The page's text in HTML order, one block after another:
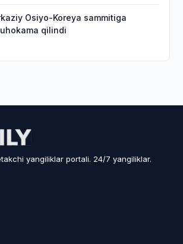
Osiyo-Koreya sammitiga
qilindi
yangiliklar portali. 24/7 yangiliklar.